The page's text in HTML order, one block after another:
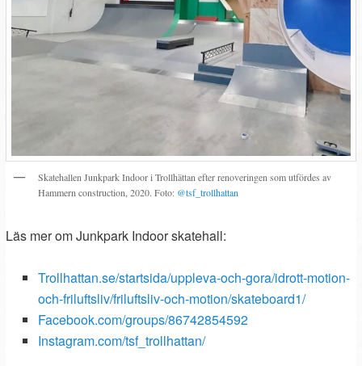
Skatehallen Junkpark Indoor i Trollhättan efter renoveringen som utfördes av
Hammern construction, 2020. Foto: @tsf_trollhattan
Läs mer om Junkpark Indoor skatehall:
Trollhattan.se/startsida/uppleva-och-gora/idrott-motion-
och-friluftsliv/friluftsliv-och-motion/skateboard1/
Facebook.com/groups/86742854592
Instagram.com/tsf_trollhattan/